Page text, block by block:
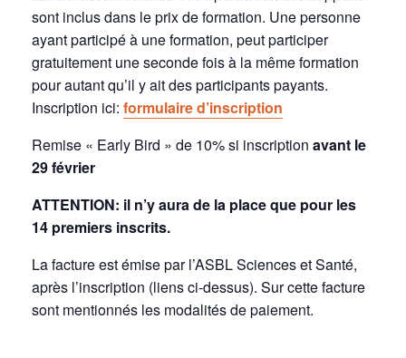
sont inclus dans le prix de formation. Une personne
ayant participé à une formation, peut participer
gratuitement une seconde fois à la même formation
pour autant qu’il y ait des participants payants.
Inscription ici: formulaire d’inscription
Remise « Early Bird » de 10% si inscription avant le
29 février
ATTENTION: il n’y aura de la place que pour les
14 premiers inscrits.
La facture est émise par l’ASBL Sciences et Santé,
après l’inscription (liens ci-dessus). Sur cette facture
sont mentionnés les modalités de paiement.